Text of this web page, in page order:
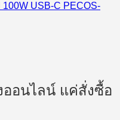
USB-C PECOS-
อนไลน์ แค่สั่งซื้อ